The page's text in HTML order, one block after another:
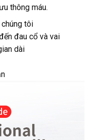
thông máu.
tôi
đau cổ và vai
dài